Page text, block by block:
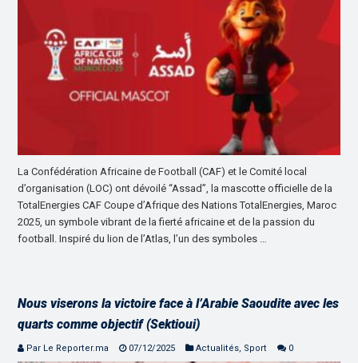
La Confédération Africaine de Football (CAF) et le Comité local
d’organisation (LOC) ont dévoilé “Assad”, la mascotte officielle de la
TotalEnergies CAF Coupe d’Afrique des Nations TotalEnergies, Maroc
2025, un symbole vibrant de la fierté africaine et de la passion du
football. Inspiré du lion de l’Atlas, l’un des symboles …
Nous viserons la victoire face à l’Arabie Saoudite avec les
quarts comme objectif (Sektioui)
Par Le Reporter.ma 07/12/2025 Actualités Sport 0